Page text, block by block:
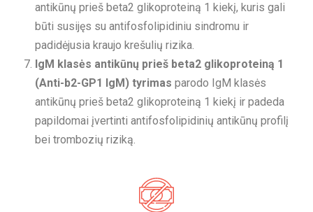
antikūnų prieš beta2 glikoproteiną 1 kiekį, kuris gali
būti susijęs su antifosfolipidiniu sindromu ir
padidėjusia kraujo krešulių rizika.
IgM klasės antikūnų prieš beta2 glikoproteiną 1
(Anti-b2-GP1 IgM) tyrimas parodo IgM klasės
antikūnų prieš beta2 glikoproteiną 1 kiekį ir padeda
papildomai įvertinti antifosfolipidinių antikūnų profilį
bei trombozių riziką.